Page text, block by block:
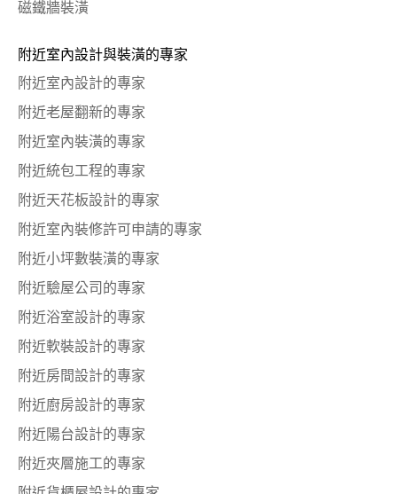
磁鐵牆裝潢
附近室內設計與裝潢的專家
附近室內設計的專家
附近老屋翻新的專家
附近室內裝潢的專家
附近統包工程的專家
附近天花板設計的專家
附近室內裝修許可申請的專家
附近小坪數裝潢的專家
附近驗屋公司的專家
附近浴室設計的專家
附近軟裝設計的專家
附近房間設計的專家
附近廚房設計的專家
附近陽台設計的專家
附近夾層施工的專家